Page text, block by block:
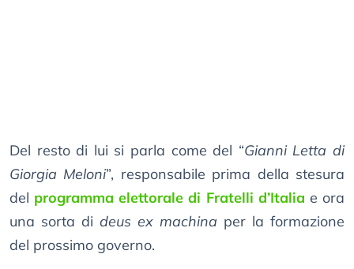
Del resto di lui si parla come del “Gianni Letta di
Giorgia Meloni”, responsabile prima della stesura
del programma elettorale di Fratelli d’Italia e ora
una sorta di deus ex machina per la formazione
del prossimo governo.